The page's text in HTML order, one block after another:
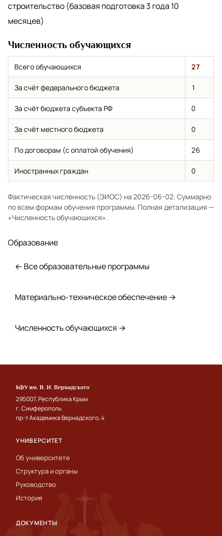
строительство (базовая подготовка 3 года 10
месяцев)
Численность обучающихся
Всего обучающихся 27
За счёт федерального бюджета 1
За счёт бюджета субъекта РФ 0
За счёт местного бюджета 0
По договорам (с оплатой обучения) 26
Иностранных граждан 0
Фактическая численность (ЭИОС) на 2026-06-02. Суммарно
по всем формам обучения программы. Полная детализация —
«Численность обучающихся».
Образование
← Все образовательные программы
Материально-техническое обеспечение →
Численность обучающихся →
КФУ им. В. И. Вернадского
295007, Республика Крым
г. Симферополь
пр-т Академика Вернадского, 4
УНИВЕРСИТЕТ
Об университете
Структура и органы
Руководство
История
ДОКУМЕНТЫ